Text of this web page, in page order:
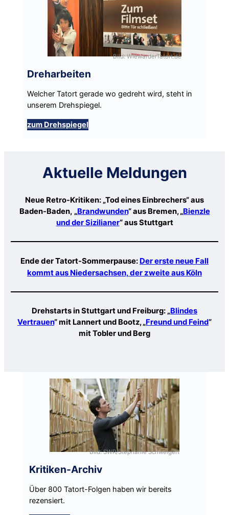
Bild: WiewarderTatort.de
Dreharbeiten
Welcher Tatort gerade wo gedreht wird, steht in
unserem Drehspiegel.
zum Drehspiegel
Aktuelle Meldungen
Neue Retro-Kritiken: „Tod eines Einbrechers“ aus
Baden-Baden, „Brandwunden“ aus Bremen, „Bienzle
und der Sizilianer“ aus Stuttgart
Ende der Tatort-Sommerpause: Der erste neue Fall
kommt aus Niedersachsen, der zweite aus Köln
Drehstarts in Stuttgart und Freiburg: „Blindes
Vertrauen“ mit Lannert und Bootz, „Freund und Feind“
mit Tobler und Berg
Bild: SWR/Stephanie Schweigert
Kritiken-Archiv
Über 800 Tatort-Folgen haben wir bereits
rezensiert.